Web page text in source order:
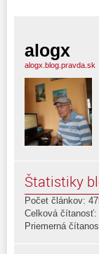
alogx
alogx.blog.pravda.sk
Štatistiky
Počet článkov:
Celková čítanosť:
Priemerná